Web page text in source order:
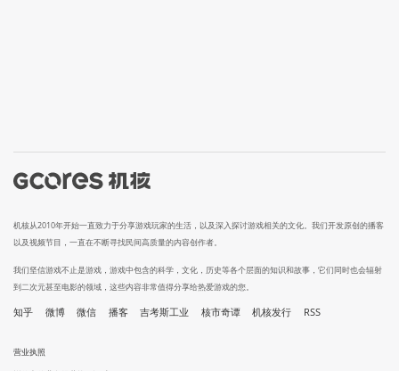
机核从2010年开始一直致力于分享游戏玩家的生活，以及深入探讨游戏相关的文化。我们开发原创的播客
以及视频节目，一直在不断寻找民间高质量的内容创作者。
我们坚信游戏不止是游戏，游戏中包含的科学，文化，历史等各个层面的知识和故事，它们同时也会辐射
到二次元甚至电影的领域，这些内容非常值得分享给热爱游戏的您。
知乎 微博 微信 播客 吉考斯工业 核市奇谭 机核发行 RSS
营业执照